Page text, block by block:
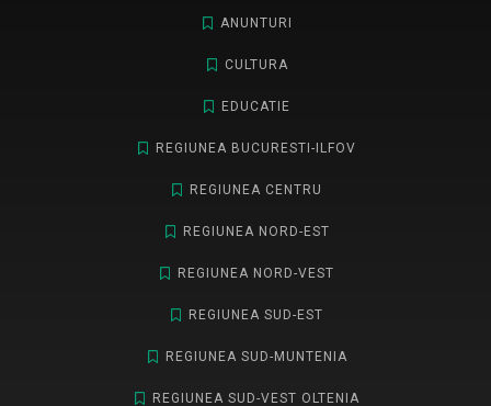
ANUNTURI
CULTURA
EDUCATIE
REGIUNEA BUCURESTI-ILFOV
REGIUNEA CENTRU
REGIUNEA NORD-EST
REGIUNEA NORD-VEST
REGIUNEA SUD-EST
REGIUNEA SUD-MUNTENIA
REGIUNEA SUD-VEST OLTENIA